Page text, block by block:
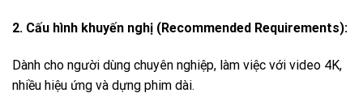
2. Cấu hình khuyến nghị (Recommended Requirements):
Dành cho người dùng chuyên nghiệp, làm việc với video 4K,
nhiều hiệu ứng và dựng phim dài.